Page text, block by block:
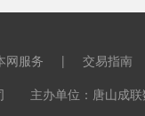
网服务 |
交易指南
主办单位：唐山成